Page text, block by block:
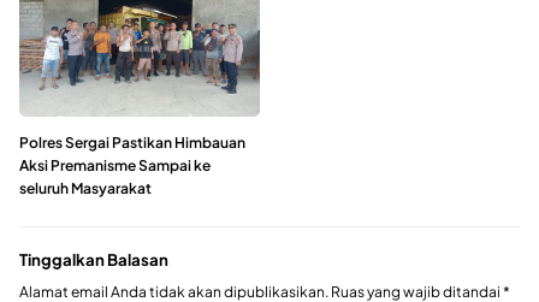
Polres Sergai Pastikan Himbauan
Aksi Premanisme Sampai ke
seluruh Masyarakat
Tinggalkan Balasan
Alamat email Anda tidak akan dipublikasikan. Ruas yang wajib ditandai *